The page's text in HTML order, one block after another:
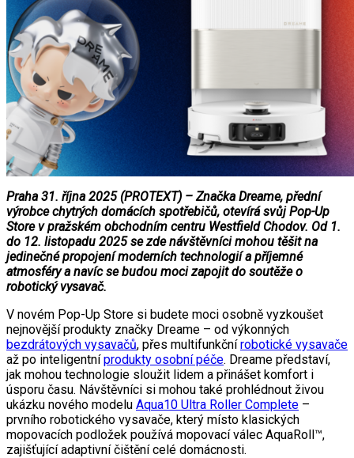
Praha 31. října 2025 (PROTEXT) – Značka Dreame, přední
výrobce chytrých domácích spotřebičů, otevírá svůj Pop-Up
Store v pražském obchodním centru Westfield Chodov. Od 1.
do 12. listopadu 2025 se zde návštěvníci mohou těšit na
jedinečné propojení moderních technologií a příjemné
atmosféry a navíc se budou moci zapojit do soutěže o
robotický vysavač.
V novém Pop-Up Store si budete moci osobně vyzkoušet
nejnovější produkty značky Dreame – od výkonných
bezdrátových vysavačů, přes multifunkčnírobotické vysavače
až po inteligentníprodukty osobní péče. Dreame představí,
jak mohou technologie sloužit lidem a přinášet komfort i
úsporu času. Návštěvníci si mohou také prohlédnout živou
ukázku nového modelu Aqua10 Ultra Roller Complete –
prvního robotického vysavače, který místo klasických
mopovacích podložek používá mopovací válec AquaRoll™,
zajišťující adaptivní čištění celé domácnosti.